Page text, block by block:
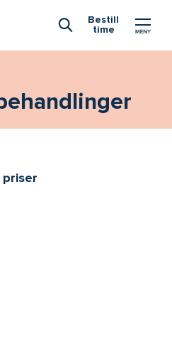
Bestill
time